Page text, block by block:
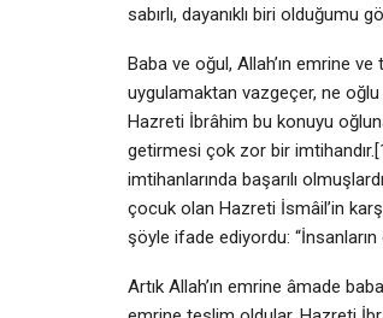
sabırlı, dayanıklı biri olduğumu
Baba ve oğul, Allah’ın emrine
uygulamaktan vazgeçer, ne
Hazreti İbrâhim bu konuyu
getirmesi çok zor bir
imtihanlarında başarılı
çocuk olan Hazreti İsmâil’in
şöyle ifade ediyordu:
Artık Allah’ın emrine âmade